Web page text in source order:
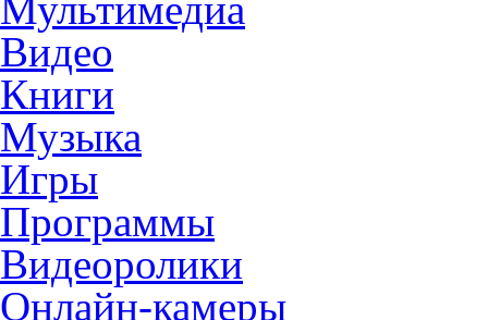
Видео
Книги
Музыка
Игры
Программы
Видеоролики
Онлайн-камеры